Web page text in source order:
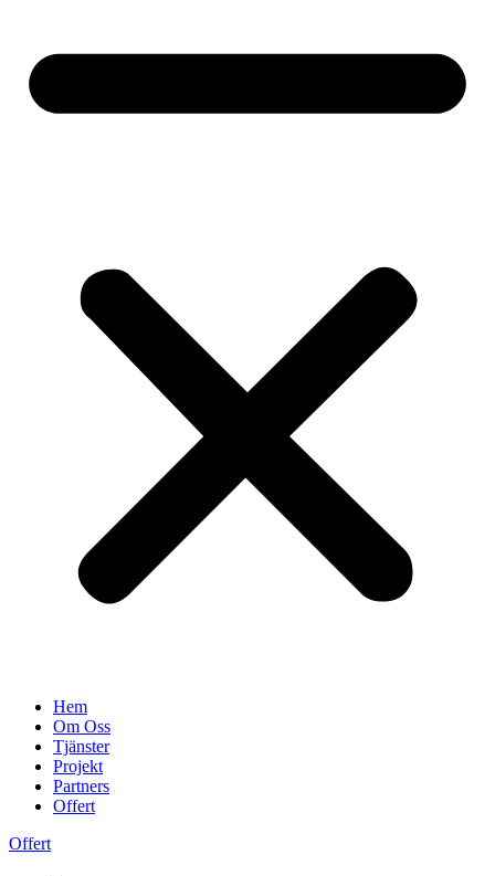
Hem
Om Oss
Tjänster
Projekt
Partners
Offert
Offert